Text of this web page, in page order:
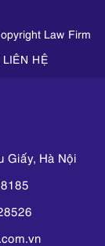
Law Firm
LIÊN HỆ
Giấy, Hà Nội